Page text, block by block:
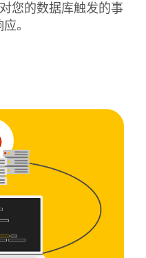
您的数据库触发的事
。